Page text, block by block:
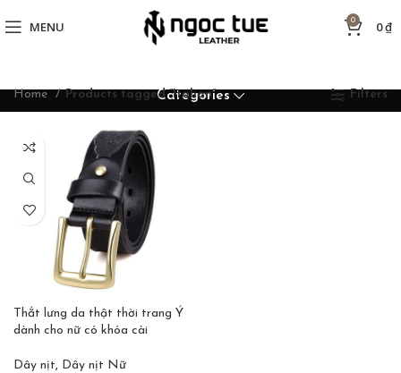
MENU 0 0₫
Categories
Home Products tagged “Italian” Filters
Thắt lưng da thật thời trang Ý
dành cho nữ có khóa cài
Dây nịt, Dây nịt Nữ